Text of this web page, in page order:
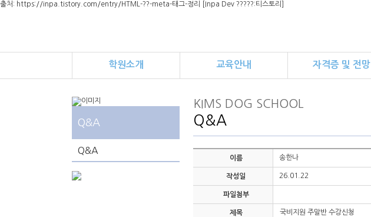
출처: https://inpa.tistory.com/entry/HTML-??-meta-태그-정리 [Inpa Dev ?????:티스토리]
학원소개 교육안내 자격증 및 전망
Q&A
Q&A
KIMS DOG SCHOOL
Q&A
이름 송한나
작성일 26.01.22
파일첨부
제목 국비지원 주말반 수강신청